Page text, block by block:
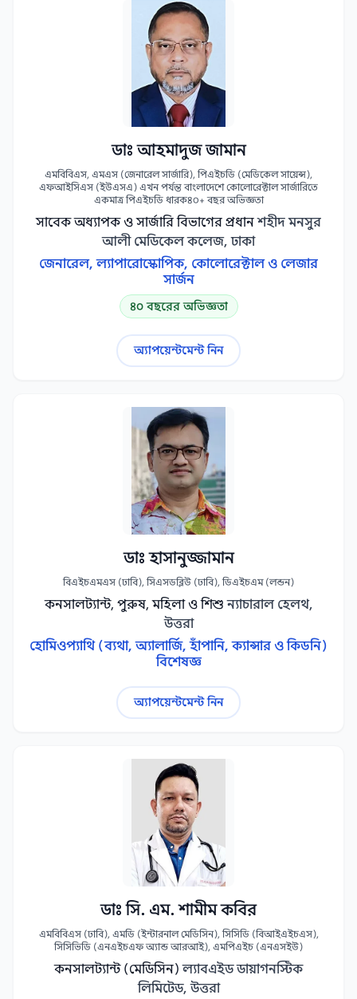
ডাঃ আহমাদুজ জামান
এমবিবিএস, এমএস (জেনারেল সার্জারি), পিএইচডি (মেডিকেল সায়েন্স),
এফআইসিএস (ইউএসএ) এখন পর্যন্ত বাংলাদেশে কোলোরেক্টাল সার্জারিতে
একমাত্র পিএইচডি ধারক৪০+ বছর অভিজ্ঞতা
সাবেক অধ্যাপক ও সার্জারি বিভাগের প্রধান শহীদ মনসুর
আলী মেডিকেল কলেজ, ঢাকা
জেনারেল, ল্যাপারোস্কোপিক, কোলোরেক্টাল ও লেজার
সার্জন
৪০ বছরের অভিজ্ঞতা
অ্যাপয়েন্টমেন্ট নিন
ডাঃ হাসানুজ্জামান
বিএইচএমএস (ঢাবি), সিএসডব্লিউ (ঢাবি), ডিএইচএম (লন্ডন)
কনসালট্যান্ট, পুরুষ, মহিলা ও শিশু ন্যাচারাল হেলথ,
উত্তরা
হোমিওপ্যাথি (ব্যথা, অ্যালার্জি, হাঁপানি, ক্যান্সার ও কিডনি)
বিশেষজ্ঞ
অ্যাপয়েন্টমেন্ট নিন
ডাঃ সি. এম. শামীম কবির
এমবিবিএস (ঢাবি), এমডি (ইন্টারনাল মেডিসিন), সিসিডি (বিআইএইচএস),
সিসিভিডি (এনএইচএফ অ্যান্ড আরআই), এমপিএইচ (এনএসইউ)
কনসালট্যান্ট (মেডিসিন) ল্যাবএইড ডায়াগনস্টিক
লিমিটেড, উত্তরা